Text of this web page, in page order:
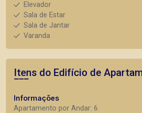
Elevador
Sala de Estar
Sala de Jantar
Varanda
Itens do Edifício de
Informações
Apartamento por Andar: 6